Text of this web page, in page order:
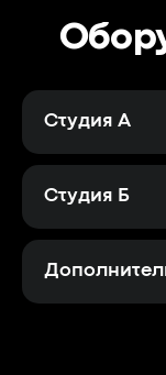
Студия А
Студия Б
Чёрный